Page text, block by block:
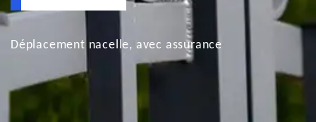
Déplacement nacelle, avec assurance